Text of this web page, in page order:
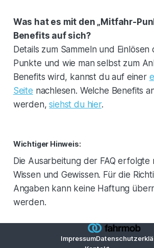
Was hat es mit den „Mitfahr-
Benefits auf sich?
Details zum Sammeln und
Punkte und wie man selbst zum
Benefits wird, kannst du auf einer
Seite nachlesen. Welche Benefits
werden,siehst du hier.
Wichtiger Hinweis:
Die Ausarbeitung der FAQ erfolgte
Wissen und Gewissen. Für die
Angaben kann keine Haftung
werden.
Impressum